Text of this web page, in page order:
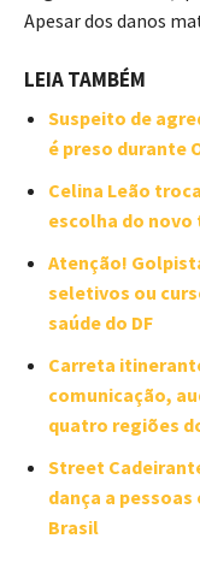
Apesar dos danos
LEIA TAMBÉM
Suspeito de
é preso durante
Celina Leão
escolha do
Atenção!
seletivos ou
saúde do DF
Carreta
comunicação,
quatro regiões
Street
dança a
Brasil